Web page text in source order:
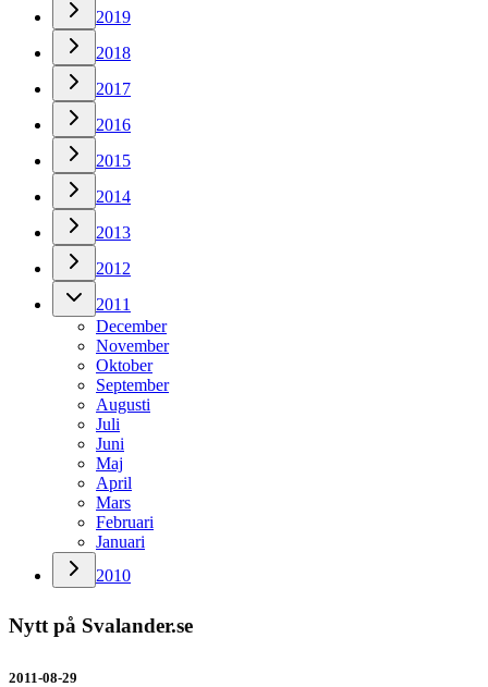
2019
2018
2017
2016
2015
2014
2013
2012
2011
December
November
Oktober
September
Augusti
Juli
Juni
Maj
April
Mars
Februari
Januari
2010
Nytt på Svalander.se
2011-08-29